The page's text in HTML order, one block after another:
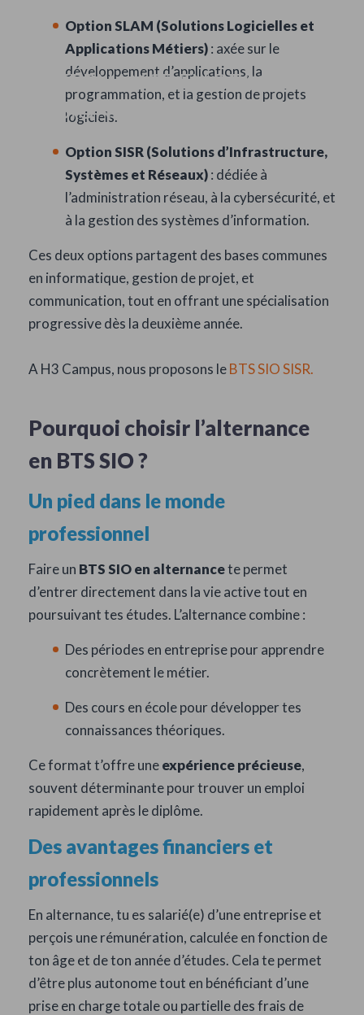
L’ALTERNANCE EN BTS SIO :
MISSIONS, QUOTIDIEN ET
Option SLAM (Solutions Logicielles et
Applications Métiers): axée sur le
développement d’applications, la
programmation, et la gestion de projets
logiciels.
Option SISR (Solutions d’Infrastructure,
Systèmes et Réseaux): dédiée à
l’administration réseau, à la cybersécurité, et
à la gestion des systèmes d’information.
Ces deux options partagent des bases communes
en informatique, gestion de projet, et
communication, tout en offrant une spécialisation
progressive dès la deuxième année.
A H3 Campus, nous proposons leBTS SIO SISR.
Pourquoi choisir l’alternance
en BTS SIO ?
Un pied dans le monde
professionnel
Faire un BTS SIO en alternancete permet
d’entrer directement dans la vie active tout en
poursuivant tes études. L’alternance combine :
Des périodes en entreprise pour apprendre
concrètement le métier.
Des cours en école pour développer tes
connaissances théoriques.
Ce format t’offre uneexpérience précieuse,
souvent déterminante pour trouver un emploi
rapidement après le diplôme.
Des avantages financiers et
professionnels
En alternance, tu es salarié(e) d’une entreprise et
perçois une rémunération, calculée en fonction de
ton âge et de ton année d’études. Cela te permet
d’être plus autonome tout en bénéficiant d’une
prise en charge totale ou partielle des frais de